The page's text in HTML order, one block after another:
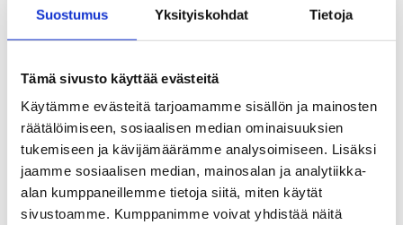
Suostumus Yksityiskohdat Tietoja
Tämä sivusto käyttää evästeitä
Käytämme evästeitä tarjoamamme sisällön ja mainosten
räätälöimiseen, sosiaalisen median ominaisuuksien
tukemiseen ja kävijämäärämme analysoimiseen. Lisäksi
jaamme sosiaalisen median, mainosalan ja analytiikka-
alan kumppaneillemme tietoja siitä, miten käytät
sivustoamme. Kumppanimme voivat yhdistää näitä
elokuussa 2024.
Bruttoneliöt:Päiväkodin koko on noin 1 530
bruttoneliömetriä.
Toteutustapa:Toteutimme Peltokaaren
päiväkodin vuokramallilla kilpailullisella
neuvottelumenettelyllä